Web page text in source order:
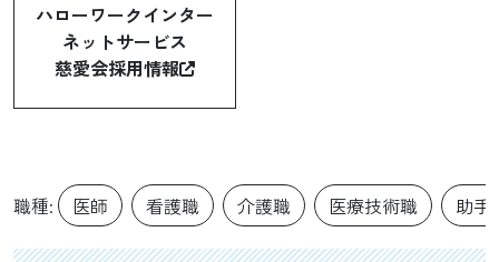
ハローワークインター
ネットサービス
慈愛会採用情報
職種: 医師 看護職 介護職 医療技術職 助手